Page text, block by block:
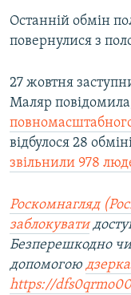
Останній обмін
повернулися з
27 жовтня
Маляр
відбулося 28
звільнили 978
Роскомнагляд
заблокувати
Безперешкодно
допомогою
https://